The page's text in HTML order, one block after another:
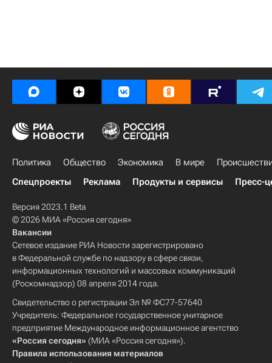
Политика Общество Экономика В мире
Спецпроекты
Реклама Продукты и сервисы Пресс-
Версия 2023.1 Beta
© 2026 МИА «Россия сегодня»
Вакансии
Сетевое издание РИА Новости зарегистрировано
в Федеральной службе по надзору в сфере связи,
информационных технологий и массовых коммуникаций
(Роскомнадзор) 08 апреля 2014 года.
Свидетельство о регистрации Эл № ФС77-57640
Учредитель: Федеральное государственное унитарное
предприятие Международное информационное агентство
«Россия сегодня» (МИА «Россия сегодня»).
Правила использования материалов